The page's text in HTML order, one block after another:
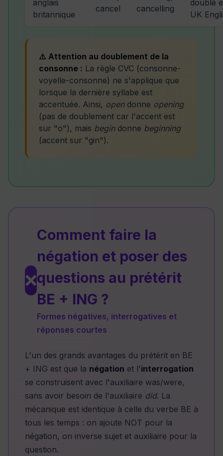
anglais
britannique
cancel
cancelling
doublé
UK
⚠️ Attention au doublement de la
consonne : La règle CVC (consonne-
voyelle-consonne) ne s'applique que
lorsque la dernière syllabe est
accentuée. Ainsi, opendonne opening
(pas de doublement car l'accent est
sur "o"), mais begindonne beginning
(accent sur "gin").
❌
Comment faire la
négation et poser des
questions au prétérit
BE + ING ?
Formes négatives, interrogatives et
réponses courtes
L'un des grands avantages du prétérit en BE
+ ING est que la négation et l'interrogation
se construisent avec l'auxiliaire was/were,
sans avoir besoin de l'auxiliaire did. La
mécanique est identique à celle du verbe BE à
tous les temps : on ajoute NOT pour la
négation, on inverse sujet et auxiliaire pour la
question.